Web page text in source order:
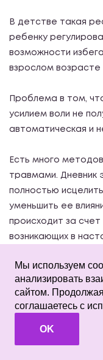
В детстве такая
ребенку
возможности
взрослом
Проблема в том,
усилием воли не
автоматическая и
Есть много
травмами. Дневник
полностью
уменьшить ее
происходит за счет
возникающих в
Как и все варианты
вариант
единожды
событиями
Перемены
Мы используем
анализировать
сайтом.
соглашаетесь с
OK